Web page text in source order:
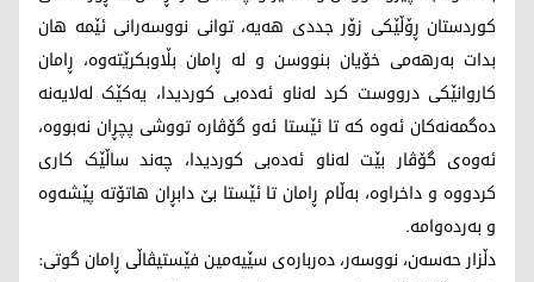
کوردستان ڕۆڵێکی زۆر جددی هەیە، توانی نووسەرانی ئێمە هان
بدات بەرهەمی خۆیان بنووسن و لە ڕامان بڵاوبکرێتەوە، ڕامان
کاروانێکی درووست کرد لەناو ئەدەبی کوردیدا، یەکێک لەلایەنە
دەگمەنەکان ئەوە کە تا ئێستا ئەو گۆڤارە تووشی پچڕان نەبووە،
ئەوەی گۆڤار بێت لەناو ئەدەبی کوردیدا، چەند ساڵێک کاری
کردووە و داخراوە، بەڵام ڕامان تا ئێستا بێ دابڕان هاتۆتە پێشەوە
و بەردەوامە.
دڵزار حەسەن، نووسەر، دەربارەی سێیەمین فێستیڤاڵی ڕامان گوتی: